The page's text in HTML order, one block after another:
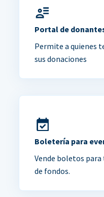
Portal de
Permite a quienes
sus donaciones
Boletería para
Vende boletos
de fondos.